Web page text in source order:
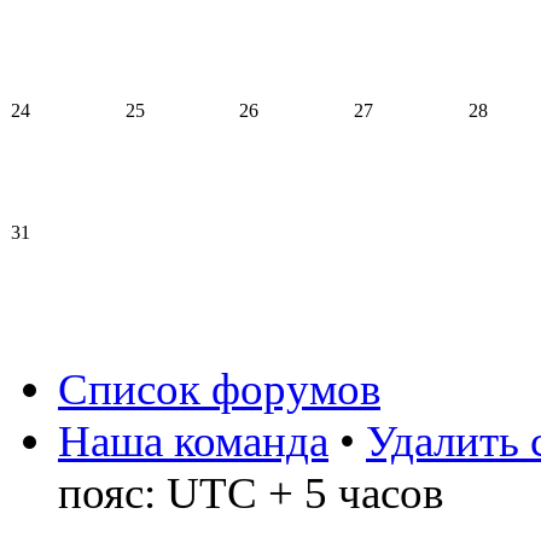
24 25 26 27 28
31
Список форумов
Наша команда • Удалить
пояс: UTC + 5 часов